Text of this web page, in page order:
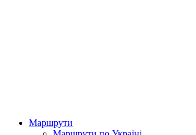
Маршрути